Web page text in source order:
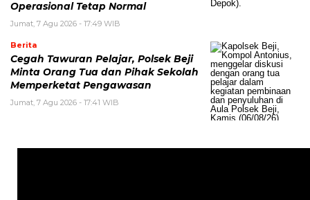
Operasional Tetap Normal
Jumat, 7 Agu 2026 - 17:49 WIB
Berita
Cegah Tawuran Pelajar, Polsek Beji
Minta Orang Tua dan Pihak Sekolah
Memperketat Pengawasan
Jumat, 7 Agu 2026 - 17:41 WIB